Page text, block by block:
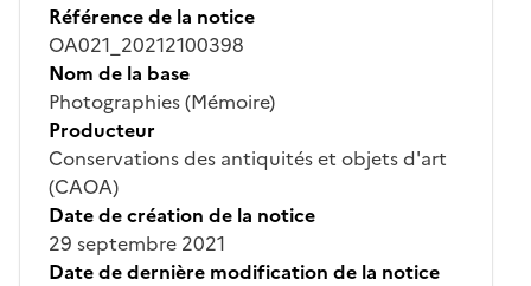
Référence de la notice
OA021_20212100398
Nom de la base
Photographies (Mémoire)
Producteur
Conservations des antiquités et objets d'art
(CAOA)
Date de création de la notice
29 septembre 2021
Date de dernière modification de la notice